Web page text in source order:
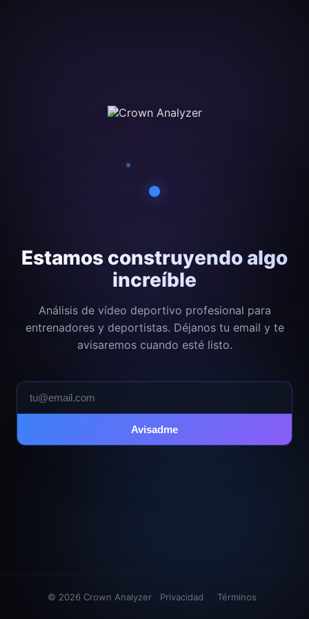
Estamos construyendo algo
increíble
Análisis de vídeo deportivo profesional para
entrenadores y deportistas. Déjanos tu email y te
avisaremos cuando esté listo.
Avisadme
© 2026 Crown Analyzer Privacidad Términos